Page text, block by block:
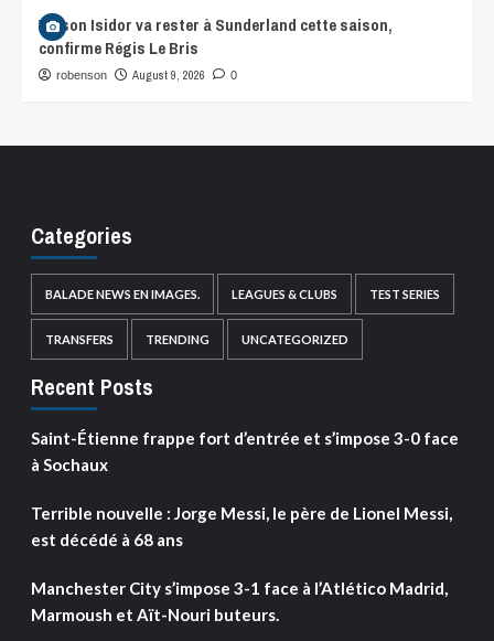
Wilson Isidor va rester à Sunderland cette saison,
confirme Régis Le Bris
robenson August 9, 2026 0
Categories
BALADE NEWS EN IMAGES. LEAGUES & CLUBS TEST SERIES
TRANSFERS TRENDING UNCATEGORIZED
Recent Posts
Saint-Étienne frappe fort d’entrée et s’impose 3-0 face
à Sochaux
Terrible nouvelle : Jorge Messi, le père de Lionel Messi,
est décédé à 68 ans
Manchester City s’impose 3-1 face à l’Atlético Madrid,
Marmoush et Aït-Nouri buteurs.